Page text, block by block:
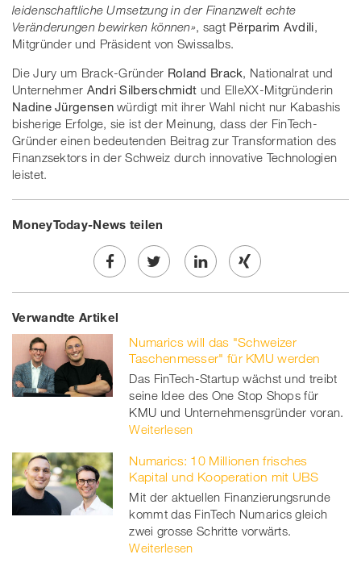
leidenschaftliche Umsetzung in der Finanzwelt echte
Veränderungen bewirken können» , sagt Përparim Avdili
Mitgründer und Präsident von Swissalbs.
Die Jury um Brack-Gründer Roland Brack , Nationalrat und
Unternehmer Andri Silberschmidt und ElleXX-Mitgründerin
Nadine Jürgensenwürdigt mit ihrer Wahl nicht nur Kabashis
bisherige Erfolge, sie ist der Meinung, dass der FinTech-
Gründer einen bedeutenden Beitrag zur Transformation des
Finanzsektors in der Schweiz durch innovative Technologien
leistet.
MoneyToday-News teilen
Share
on
Facebook
Twe
on
twitt
er
Share
linkedin
Share
Xing
Verwandte Artikel
Numarics will das "Schweizer
Taschenmesser" für KMU werden
Das FinTech-Startup wächst und treibt
seine Idee des One Stop Shops für
KMU und Unternehmensgründer voran.
Weiterlesen
Numarics: 10 Millionen frisches
Kapital und Kooperation mit UBS
Mit der aktuellen Finanzierungsrunde
kommt das FinTech Numarics gleich
zwei grosse Schritte vorwärts.
Weiterlesen